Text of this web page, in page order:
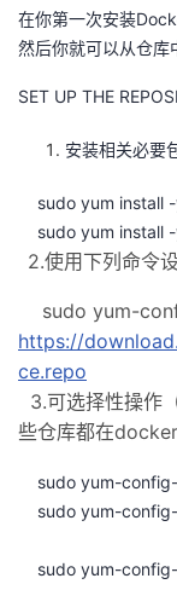
验
收
议
在你第一次安装
然后你就可以从仓库
SET UP THE
安装相关必要
sudo yum install
sudo yum install
2.使用下列命令
sudo yum-
https://
ce.repo
3.可选择性操作
些仓库都在
sudo yum-
sudo yum-
sudo yum-